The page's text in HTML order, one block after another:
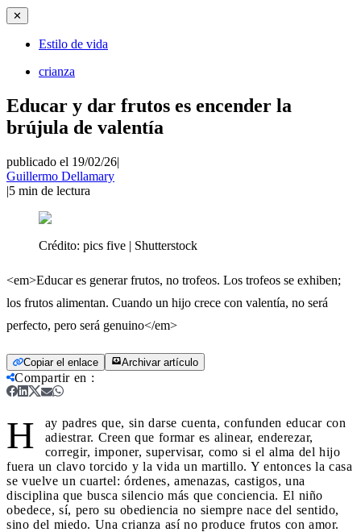
✕
Estilo de vida
crianza
Educar y dar frutos es encender la
brújula de valentía
publicado el 19/02/26|
Guillermo Dellamary
|5 min de lectura
Crédito: pics five | Shutterstock
<em>Educar es generar frutos, no trofeos. Los trofeos se exhiben;
los frutos alimentan. Cuando un hijo crece con valentía, no será
perfecto, pero será genuino</em>
Copiar el enlace Archivar artículo
Compartir en :
H
ay padres que, sin darse cuenta, confunden educar con
adiestrar. Creen que formar es alinear, enderezar,
corregir, imponer, supervisar, como si el alma del hijo
fuera un clavo torcido y la vida un martillo. Y entonces la casa
se vuelve un cuartel: órdenes, amenazas, castigos, una
disciplina que busca silencio más que conciencia. El niño
obedece, sí, pero su obediencia no siempre nace del sentido,
sino del miedo. Una crianza así no produce frutos con amor.